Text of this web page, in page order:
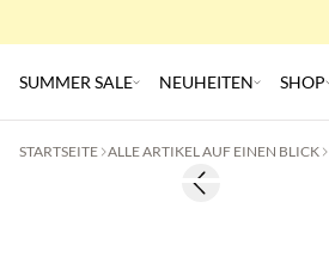
SUMMER SALE NEUHEITEN SHOP
STARTSEITE ALLE ARTIKEL AUF EINEN BLICK
Previous slide